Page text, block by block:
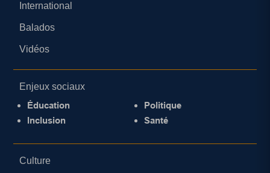
International
Balados
Vidéos
Enjeux sociaux
Éducation
Inclusion
Politique
Santé
Culture